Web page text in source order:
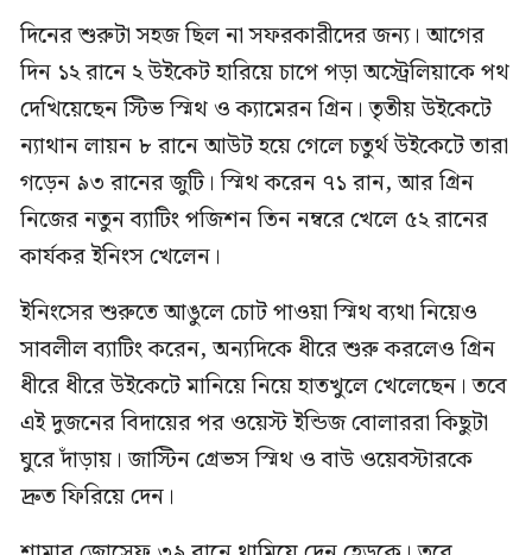
দিনের শুরুটা সহজ ছিল না সফরকারীদের জন্য। আগের
দিন ১২ রানে ২ উইকেট হারিয়ে চাপে পড়া অস্ট্রেলিয়াকে পথ
দেখিয়েছেন স্টিভ স্মিথ ও ক্যামেরন গ্রিন। তৃতীয় উইকেটে
ন্যাথান লায়ন ৮ রানে আউট হয়ে গেলে চতুর্থ উইকেটে তারা
গড়েন ৯৩ রানের জুটি। স্মিথ করেন ৭১ রান, আর গ্রিন
নিজের নতুন ব্যাটিং পজিশন তিন নম্বরে খেলে ৫২ রানের
কার্যকর ইনিংস খেলেন।
ইনিংসের শুরুতে আঙুলে চোট পাওয়া স্মিথ ব্যথা নিয়েও
সাবলীল ব্যাটিং করেন, অন্যদিকে ধীরে শুরু করলেও গ্রিন
ধীরে ধীরে উইকেটে মানিয়ে নিয়ে হাতখুলে খেলেছেন। তবে
এই দুজনের বিদায়ের পর ওয়েস্ট ইন্ডিজ বোলাররা কিছুটা
ঘুরে দাঁড়ায়। জাস্টিন গ্রেভস স্মিথ ও বাউ ওয়েবস্টারকে
দ্রুত ফিরিয়ে দেন।